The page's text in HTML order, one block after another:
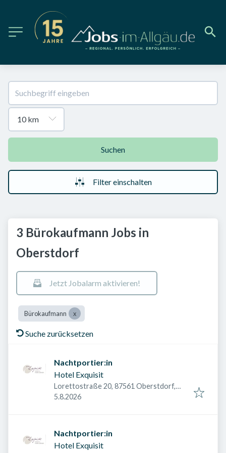
Suchen
Filter einschalten
3 Bürokaufmann Jobs in
Oberstdorf
Jetzt Jobalarm aktivieren!
Bürokaufmann
Suche zurücksetzen
Nachtportier:in
Hotel Exquisit
Lorettostraße 20, 87561 Oberstdorf,
Deutschland
Veröffentlicht am
5.8.2026
Nachtportier:in
Hotel Exquisit